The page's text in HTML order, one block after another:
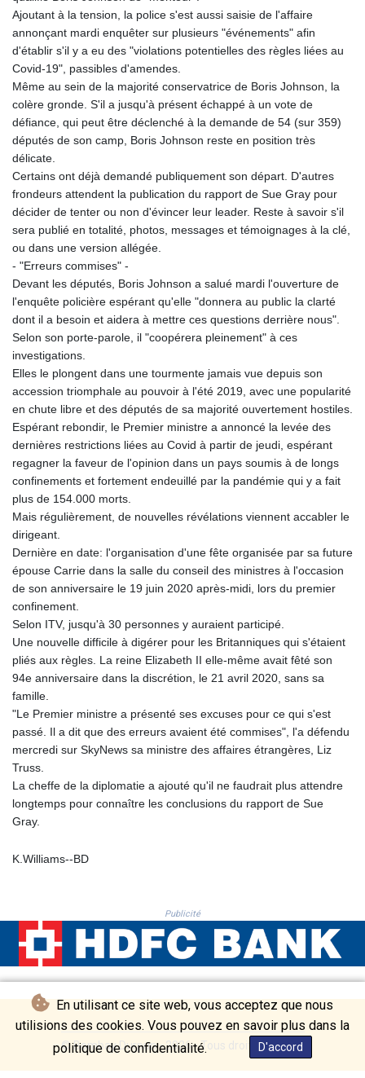
En utilisant ce site web, vous acceptez que nous
utilisions des cookies. Vous pouvez en savoir plus dans la
politique de confidentialité.
D'accord
KMF 492.514185
KRW 1627.677557
KWD 0.356853
KYD 0.960588
KZT 540.233287
LAK 26025.676609
LBP
103223.017367
LRD 208.057415
LSL 18.726567
LTL 3.413768
LVL 0.699335
MDL 20.044751
MGA 4918.938878
MKD 61.524236
MMK 2427.363841
MOP 9.314584
MRU 46.338424
MUR 54.419742
MVR 17.862733
MWK 1998.775164
MXN 19.812061
MYR 4.728715
NAD 18.726567
NIO 42.419473
NOK 10.99759
NPR 175.501819
OMR 0.442445
PAB 1.152686
PEN 3.903651
PGK 5.093937
PKR 320.014324
PLN 4.299905
PYG 6853.914834
RON 5.244583
RSD 117.338542
SDG 694.263698
SEK 10.961095
SGD 1.477585
SLE 28.445176
SOS 658.791814
SRD 43.778814
STD 23929.673396
STN 24.499696
SVC 10.085875
SZL 18.722767
Ajoutant à la tension, la police s'est aussi saisie de l'affaire
annonçant mardi enquêter sur plusieurs "événements" afin
d'établir s'il y a eu des "violations potentielles des règles liées au
Covid-19", passibles d'amendes.
Même au sein de la majorité conservatrice de Boris Johnson, la
colère gronde. S'il a jusqu'à présent échappé à un vote de
défiance, qui peut être déclenché à la demande de 54 (sur 359)
députés de son camp, Boris Johnson reste en position très
délicate.
Certains ont déjà demandé publiquement son départ. D'autres
frondeurs attendent la publication du rapport de Sue Gray pour
décider de tenter ou non d'évincer leur leader. Reste à savoir s'il
sera publié en totalité, photos, messages et témoignages à la clé,
ou dans une version allégée.
- "Erreurs commises" -
Devant les députés, Boris Johnson a salué mardi l'ouverture de
l'enquête policière espérant qu'elle "donnera au public la clarté
dont il a besoin et aidera à mettre ces questions derrière nous".
Selon son porte-parole, il "coopérera pleinement" à ces
investigations.
Elles le plongent dans une tourmente jamais vue depuis son
accession triomphale au pouvoir à l'été 2019, avec une popularité
en chute libre et des députés de sa majorité ouvertement hostiles.
Espérant rebondir, le Premier ministre a annoncé la levée des
dernières restrictions liées au Covid à partir de jeudi, espérant
regagner la faveur de l'opinion dans un pays soumis à de longs
confinements et fortement endeuillé par la pandémie qui y a fait
plus de 154.000 morts.
Mais régulièrement, de nouvelles révélations viennent accabler le
dirigeant.
Dernière en date: l'organisation d'une fête organisée par sa future
épouse Carrie dans la salle du conseil des ministres à l'occasion
de son anniversaire le 19 juin 2020 après-midi, lors du premier
confinement.
Selon ITV, jusqu'à 30 personnes y auraient participé.
Une nouvelle difficile à digérer pour les Britanniques qui s'étaient
pliés aux règles. La reine Elizabeth II elle-même avait fêté son
94e anniversaire dans la discrétion, le 21 avril 2020, sans sa
famille.
"Le Premier ministre a présenté ses excuses pour ce qui s'est
passé. Il a dit que des erreurs avaient été commises", l'a défendu
mercredi sur SkyNews sa ministre des affaires étrangères, Liz
Truss.
La cheffe de la diplomatie a ajouté qu'il ne faudrait plus attendre
longtemps pour connaître les conclusions du rapport de Sue
Gray.
K.Williams--BD
Publicité
© Bombay Durpun - 2026 - Tous droits réservés